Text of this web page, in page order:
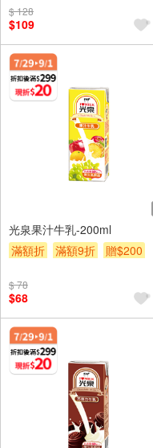
$ 128
$109
光泉果汁牛乳-200ml
滿額折
滿額9折 贈$200
$ 78
$68